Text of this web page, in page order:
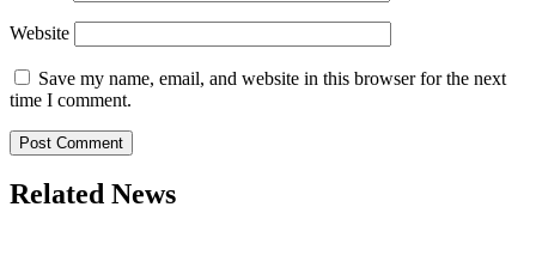
Website
Save my name, email, and website in this browser for the next
time I comment.
Related News